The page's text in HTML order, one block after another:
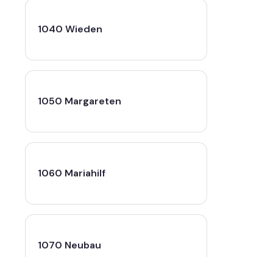
1040 Wieden
1050 Margareten
1060 Mariahilf
1070 Neubau